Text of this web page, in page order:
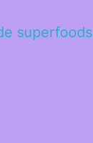
superfoods